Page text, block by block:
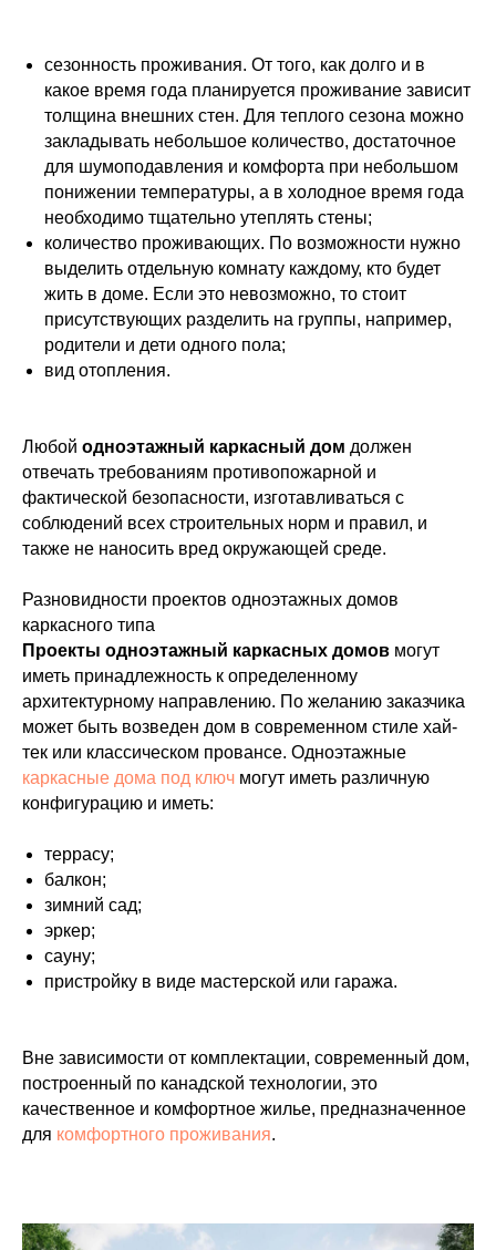
сезонность проживания. От того, как долго и в
какое время года планируется проживание зависит
толщина внешних стен. Для теплого сезона можно
закладывать небольшое количество, достаточное
для шумоподавления и комфорта при небольшом
понижении температуры, а в холодное время года
необходимо тщательно утеплять стены;
количество проживающих. По возможности нужно
выделить отдельную комнату каждому, кто будет
жить в доме. Если это невозможно, то стоит
присутствующих разделить на группы, например,
родители и дети одного пола;
вид отопления.
Любой одноэтажный каркасный дом должен
отвечать требованиям противопожарной и
фактической безопасности, изготавливаться с
соблюдений всех строительных норм и правил, и
также не наносить вред окружающей среде.
Разновидности проектов одноэтажных домов
каркасного типа
Проекты одноэтажный каркасных домов могут
иметь принадлежность к определенному
архитектурному направлению. По желанию заказчика
может быть возведен дом в современном стиле хай-
тек или классическом провансе. Одноэтажные
каркасные дома под ключ могут иметь различную
конфигурацию и иметь:
террасу;
балкон;
зимний сад;
эркер;
сауну;
пристройку в виде мастерской или гаража.
Вне зависимости от комплектации, современный дом,
построенный по канадской технологии, это
качественное и комфортное жилье, предназначенное
для комфортного проживания.